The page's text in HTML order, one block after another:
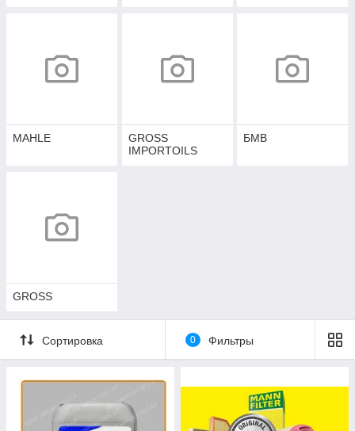
MAHLE
GROSS
IMPORTOILS
БМВ
GROSS
Сортировка 0 Фильтры